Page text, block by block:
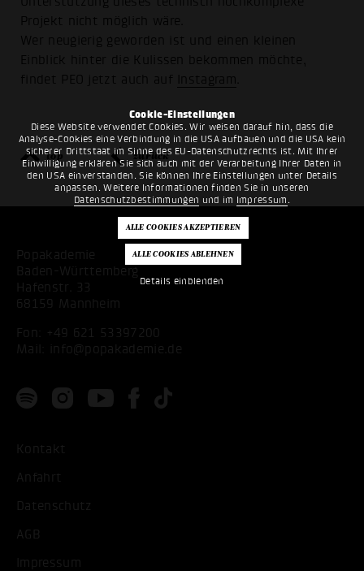
Cookie-Einstellungen
Diese Website verwendet Cookies. Wir weisen darauf hin, dass die
Analyse-Cookies eine Verbindung in die USA aufbauen und die USA kein
sicherer Drittstaat im Sinne des EU-Datenschutzrechts ist. Mit Ihrer
Einwilligung erklären Sie sich auch mit der Verarbeitung Ihrer Daten in
den USA einverstanden. Sie können Ihre Einstellungen unter Details
anpassen. Weitere Informationen finden Sie in unseren
Datenschutzbestimmungen und im Impressum .
Details einblenden
Projekt nicht möglich wäre.
Wer neugierig geworden ist und einen kleinen
Einblick hinter die Kulissen bekommen möchte,
findet PEO jetzt auch auf
Instagram
top zurück
Popakademie
Baden-Württemberg
Hafenstr. 33
68159 Mannheim
Fon:
+49 621 53397200
Mail:
info@popakademie.de
Kontakt
Anfahrt
Datenschutz
AGB
Impressum